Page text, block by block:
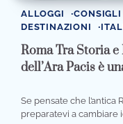
ALLOGGI CONSIGLI
DESTINAZIONI
Roma Tra Storia
dell’Ara Pacis è
Se pensate che l’antica
preparatevi a cambiare